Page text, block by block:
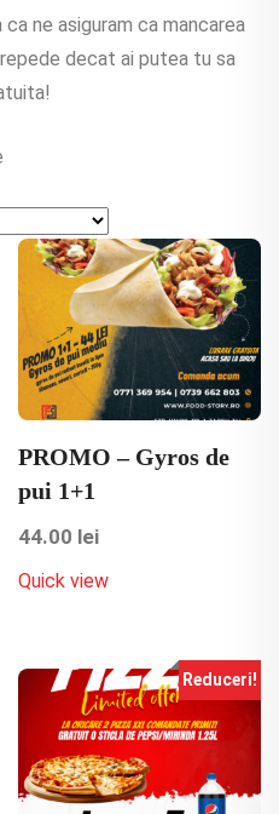
ne asiguram ca mancarea
decat ai putea tu sa
PROMO – Gyros de
pui 1+1
44.00 lei
Quick view
Reduceri!